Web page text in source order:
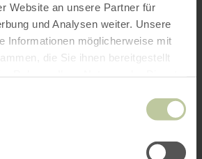
Website an unsere Partner für
und Analysen weiter. Unsere
Informationen möglicherweise mit
die Sie ihnen bereitgestellt